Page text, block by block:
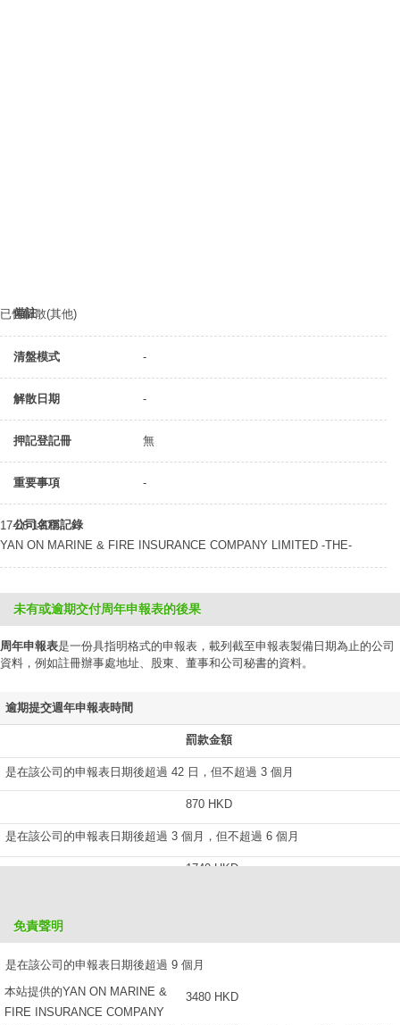
備註
已告解散(其他)
清盤模式 -
解散日期 -
押記登記冊 無
重要事項 -
公司名稱記錄
17-06-1901
YAN ON MARINE & FIRE INSURANCE COMPANY LIMITED -THE-
未有或逾期交付周年申報表的後果
周年申報表是一份具指明格式的申報表，載列截至申報表製備日期為止的公司
資料，例如註冊辦事處地址、股東、董事和公司秘書的資料。
逾期提交週年申報表時間
罰款金額
是在該公司的申報表日期後超過 42 日，但不超過 3 個月
870 HKD
是在該公司的申報表日期後超過 3 個月，但不超過 6 個月
1740 HKD
是在該公司的申報表日期後超過 9 個月
3480 HKD
免責聲明
本站提供的YAN ON MARINE &
FIRE INSURANCE COMPANY